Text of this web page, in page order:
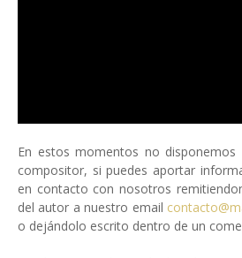
En estos momentos no
compositor, si puedes aportar
en contacto con nosotros
del autor a nuestro email
o dejándolo escrito dentro de un